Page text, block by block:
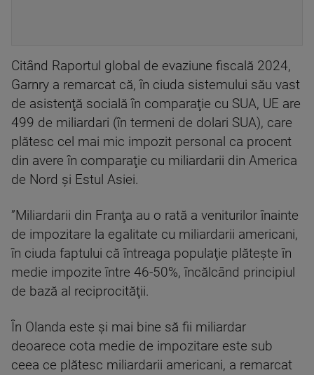
Citând Raportul global de evaziune fiscală 2024,
Garnry a remarcat că, în ciuda sistemului său vast
de asistenţă socială în comparaţie cu SUA, UE are
499 de miliardari (în termeni de dolari SUA), care
plătesc cel mai mic impozit personal ca procent
din avere în comparaţie cu miliardarii din America
de Nord şi Estul Asiei.
”Miliardarii din Franţa au o rată a veniturilor înainte
de impozitare la egalitate cu miliardarii americani,
în ciuda faptului că întreaga populaţie plăteşte în
medie impozite între 46-50%, încălcând principiul
de bază al reciprocităţii.
În Olanda este şi mai bine să fii miliardar
deoarece cota medie de impozitare este sub
ceea ce plătesc miliardarii americani, a remarcat